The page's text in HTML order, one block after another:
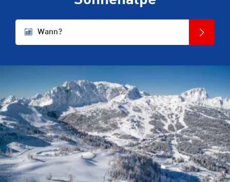
Wann?